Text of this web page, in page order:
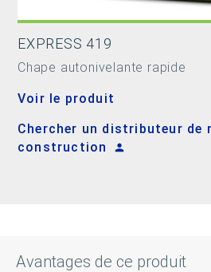
EXPRESS 419
Chape autonivelante rapide
Voir le produit
Chercher un distributeur de
construction
Avantages de ce produit